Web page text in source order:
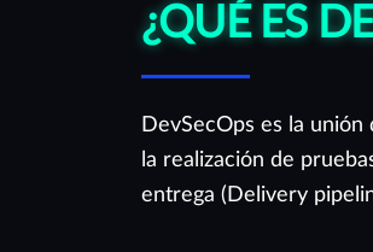
¿QUÉ ES
DevSecOps es la
la realización de
entrega (Delivery